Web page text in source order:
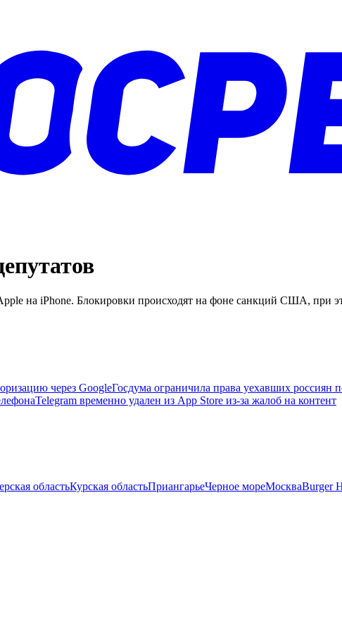
на iPhone. Блокировки происходят на фоне санкций США, при
через GoogleГосдума ограничила права уехавших россиян
Telegram временно удален из App Store из-за жалоб на контент
областьКурская областьПриангарьеЧерное мореМоскваBurger